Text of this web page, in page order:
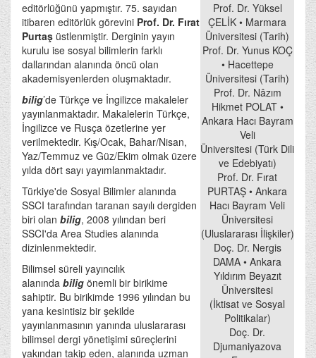
editörlüğünü yapmıştır. 75. sayıdan
itibaren editörlük görevini Prof. Dr. Fırat
Purtaş üstlenmiştir. Derginin yayın
kurulu ise sosyal bilimlerin farklı
dallarından alanında öncü olan
akademisyenlerden oluşmaktadır.
bilig’de Türkçe ve İngilizce makaleler
yayınlanmaktadır. Makalelerin Türkçe,
İngilizce ve Rusça özetlerine yer
verilmektedir. Kış/Ocak, Bahar/Nisan,
Yaz/Temmuz ve Güz/Ekim olmak üzere
yılda dört sayı yayımlanmaktadır.
Türkiye'de Sosyal Bilimler alanında
SSCI tarafından taranan sayılı dergiden
biri olan bilig, 2008 yılından beri
SSCI'da Area Studies alanında
dizinlenmektedir.
Bilimsel süreli yayıncılık
alanında bilig önemli bir birikime
sahiptir. Bu birikimde 1996 yılından bu
yana kesintisiz bir şekilde
yayınlanmasının yanında uluslararası
bilimsel dergi yönetişimi süreçlerini
yakından takip eden, alanında uzman
Prof. Dr. Yüksel
ÇELİK • Marmara
Üniversitesi (Tarih)
Prof. Dr. Yunus KOÇ
• Hacettepe
Üniversitesi (Tarih)
Prof. Dr. Nâzım
Hikmet POLAT •
Ankara Hacı Bayram
Veli
Üniversitesi (Türk Dili
ve Edebiyatı)
Prof. Dr. Fırat
PURTAŞ • Ankara
Hacı Bayram Veli
Üniversitesi
(Uluslararası İlişkiler)
Doç. Dr. Nergis
DAMA • Ankara
Yıldırım Beyazıt
Üniversitesi
(İktisat ve Sosyal
Politikalar)
Doç. Dr.
Djumaniyazova